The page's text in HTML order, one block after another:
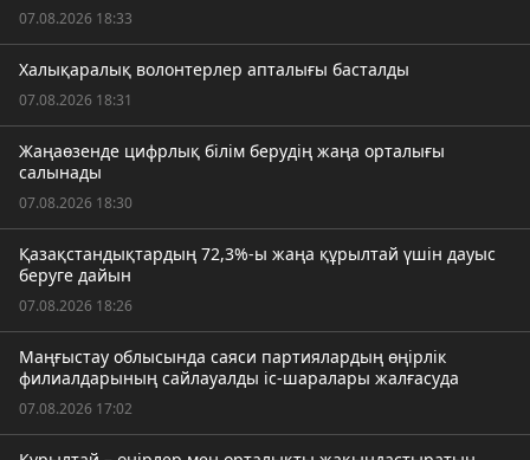
07.08.2026 18:33
Халықаралық волонтерлер апталығы басталды
07.08.2026 18:31
Жаңаөзенде цифрлық білім берудің жаңа орталығы
салынады
07.08.2026 18:30
Қазақстандықтардың 72,3%-ы жаңа құрылтай үшін дауыс
беруге дайын
07.08.2026 18:26
Маңғыстау облысында саяси партиялардың өңірлік
филиалдарының сайлауалды іс-шаралары жалғасуда
07.08.2026 17:02